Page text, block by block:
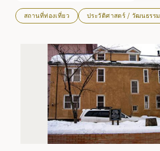
สถานที่ท่องเที่ยว ประวัติศาสตร์ / วัฒนธรรม